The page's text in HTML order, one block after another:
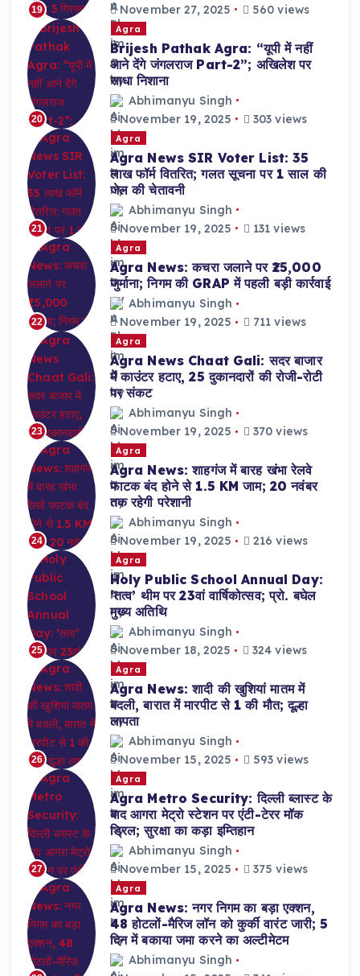
19 November 27, 2025 560 views
20
Agra
Brijesh Pathak Agra: “यूपी में नहीं
आने देंगे जंगलराज Part-2”; अखिलेश पर
साधा निशाना
Abhimanyu Singh
November 19, 2025
303 views
21
Agra
Agra News SIR Voter List: 35
लाख फॉर्म वितरित; गलत सूचना पर 1 साल की
जेल की चेतावनी
Abhimanyu Singh
November 19, 2025
131 views
22
Agra
Agra News: कचरा जलाने पर ₹25,000
जुर्माना; निगम की GRAP में पहली बड़ी कार्रवाई
Abhimanyu Singh
November 19, 2025
711 views
23
Agra
Agra News Chaat Gali: सदर बाजार
में काउंटर हटाए, 25 दुकानदारों की रोजी-रोटी
पर संकट
Abhimanyu Singh
November 19, 2025
370 views
24
Agra
Agra News: शाहगंज में बारह खंभा रेलवे
फाटक बंद होने से 1.5 KM जाम; 20 नवंबर
तक रहेगी परेशानी
Abhimanyu Singh
November 19, 2025
216 views
25
Agra
Holy Public School Annual Day:
‘तत्व’ थीम पर 23वां वार्षिकोत्सव; प्रो. बघेल
मुख्य अतिथि
Abhimanyu Singh
November 18, 2025
324 views
26
Agra
Agra News: शादी की खुशियां मातम में
बदली, बारात में मारपीट से 1 की मौत; दूल्हा
लापता
Abhimanyu Singh
November 15, 2025
593 views
27
Agra
Agra Metro Security: दिल्ली ब्लास्ट के
बाद आगरा मेट्रो स्टेशन पर एंटी-टेरर मॉक
ड्रिल; सुरक्षा का कड़ा इम्तिहान
Abhimanyu Singh
November 15, 2025
375 views
Agra
Agra News: नगर निगम का बड़ा एक्शन,
48 होटलों-मैरिज लॉन को कुर्की वारंट जारी; 5
दिन में बकाया जमा करने का अल्टीमेटम
Abhimanyu Singh